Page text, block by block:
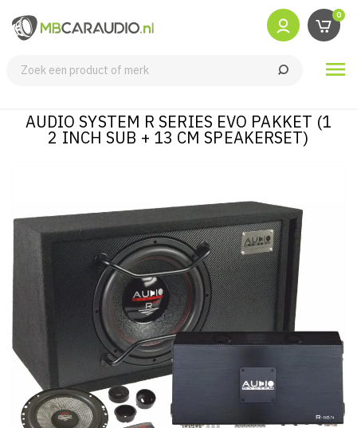
0

AUDIO SYSTEM R SERIES EVO PAKKET (1
2 INCH SUB + 13 CM SPEAKERSET)